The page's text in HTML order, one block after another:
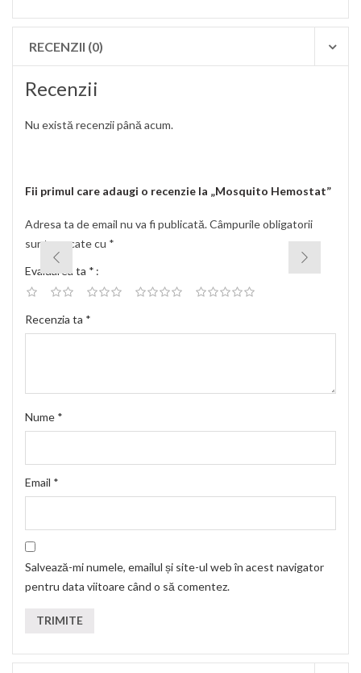
RECENZII (0)
Recenzii
Nu există recenzii până acum.
Fii primul care adaugi o recenzie la „Mosquito Hemostat”
Adresa ta de email nu va fi publicată.Câmpurile obligatorii
sunt marcate cu *
Evaluarea ta *
Recenzia ta *
Nume *
Email *
Salvează-mi numele, emailul și site-ul web în acest navigator
pentru data viitoare când o să comentez.